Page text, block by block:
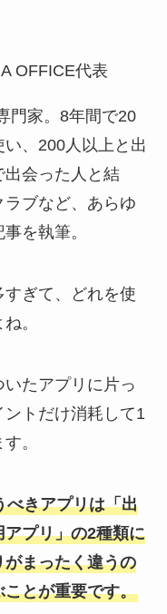
OFFICE代表
門家。8年間で20
、200人以上と出
会った人と結
ブなど、あらゆ
を執筆。
ぎて、どれを使
。
たアプリに片っ
トだけ消耗して1
。
べきアプリは「出
プリ」の2種類に
まったく違うの
とが重要です。